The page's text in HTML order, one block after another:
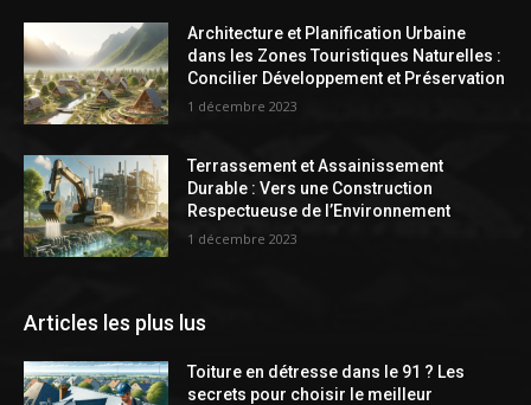
Architecture et Planification Urbaine
dans les Zones Touristiques Naturelles :
Concilier Développement et Préservation
1 décembre 2023
Terrassement et Assainissement
Durable : Vers une Construction
Respectueuse de l’Environnement
1 décembre 2023
Articles les plus lus
Toiture en détresse dans le 91 ? Les
secrets pour choisir le meilleur